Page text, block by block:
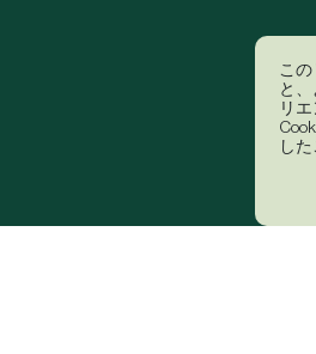
こ
と
リ
し